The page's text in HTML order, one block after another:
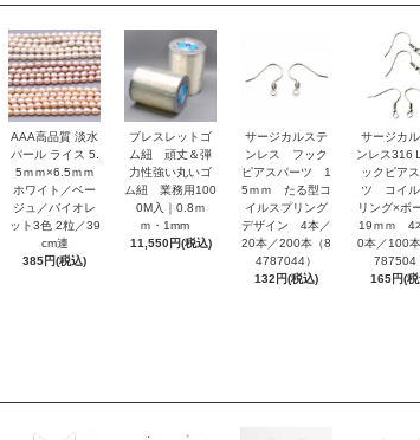
AAA高品質 淡水
パール ライス 5.
5ｍｍ×6.5ｍｍ
ホワイト／ベー
ジュ／バイオレ
ット3色 2粒／39
cm連
385円(税込)
ブレスレットゴ
ム紐 頑丈＆弾
力性強い丸いゴ
ム紐 業務用100
0M入｜0.8ｍ
ｍ・1mm
11,550円(税込)
サージカルステ
ンレス フック
ピアスパーツ 1
5ｍｍ たる型コ
イルスプリング
デザイン 4本／
20本／200本（8
4787044）
132円(税込)
サージカ
ンレス316
ックピア
ツ コイル
リング×ボ
19ｍｍ 4
0本／100
787504
165円(